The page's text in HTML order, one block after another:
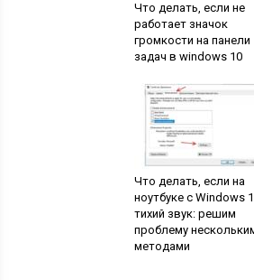
Что делать, если не
работает значок
громкости на панели
задач в windows 10
Что делать, если на
ноутбуке с Windows
тихий звук: решим
проблему
методами